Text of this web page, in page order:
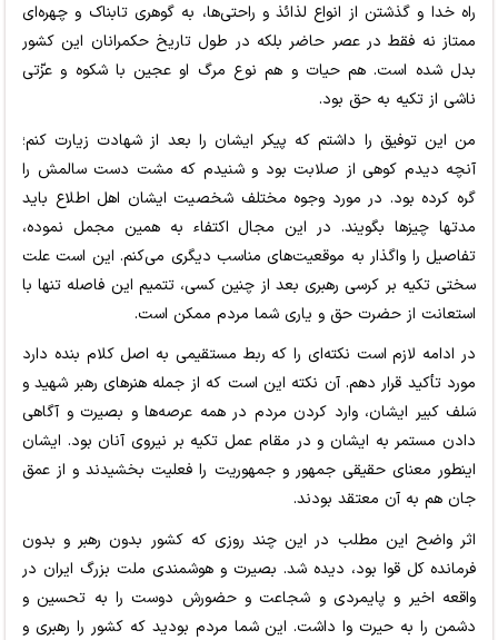
راه خدا و گذشتن از انواع لذائذ و راحتی‌ها، به گوهری تابناک و چهره‌ای
ممتاز نه فقط در عصر حاضر بلکه در طول تاریخ حکمرانان این کشور
بدل شده است. هم حیات و هم نوع مرگ او عجین با شکوه و عزّتی
ناشی از تکیه به حق بود.
من این توفیق را داشتم که پیکر ایشان را بعد از شهادت زیارت کنم؛
آنچه دیدم کوهی از صلابت بود و شنیدم که مشت دست سالمش را
گره کرده بود. در مورد وجوه مختلف شخصیت ایشان اهل اطلاع باید
مدتها چیزها بگویند. در این مجال اکتفاء به همین مجمل نموده،
تفاصیل را واگذار به موقعیت‌های مناسب دیگری می‌کنم. این است علت
سختی تکیه بر کرسی رهبری بعد از چنین کسی، تتمیم این فاصله تنها با
استعانت از حضرت حق و یاری شما مردم ممکن است.
در ادامه لازم است نکته‌ای را که ربط مستقیمی به اصل کلام بنده دارد
مورد تأکید قرار دهم. آن نکته این است که از جمله هنرهای رهبر شهید و
سَلف کبیر ایشان، وارد کردن مردم در همه عرصه‌ها و بصیرت و آگاهی
دادن مستمر به ایشان و در مقام عمل تکیه بر نیروی آنان بود. ایشان
اینطور معنای حقیقی جمهور و جمهوریت را فعلیت بخشیدند و از عمق
جان هم به آن معتقد بودند.
اثر واضح این مطلب در این چند روزی که کشور بدون رهبر و بدون
فرمانده کل قوا بود، دیده شد. بصیرت و هوشمندی ملت بزرگ ایران در
واقعه اخیر و پایمردی و شجاعت و حضورش دوست را به تحسین و
دشمن را به حیرت وا داشت. این شما مردم بودید که کشور را رهبری و